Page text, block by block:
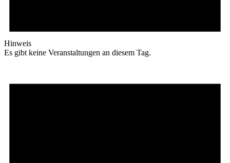
Hinweis
Es gibt keine Veranstaltungen an diesem Tag.